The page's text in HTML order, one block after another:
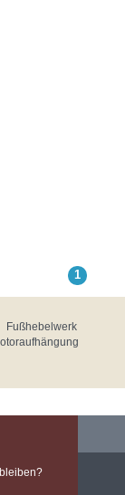
1
Fußhebelwerk